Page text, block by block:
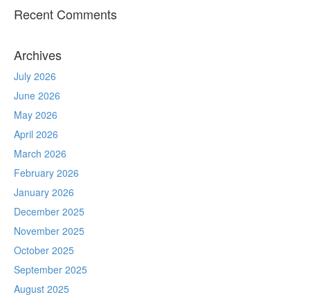
Recent Comments
Archives
July 2026
June 2026
May 2026
April 2026
March 2026
February 2026
January 2026
December 2025
November 2025
October 2025
September 2025
August 2025